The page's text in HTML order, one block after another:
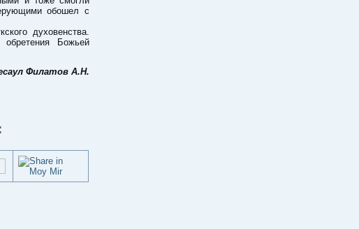
обошел с
духовенства.
Божьей
Филатов А.Н.